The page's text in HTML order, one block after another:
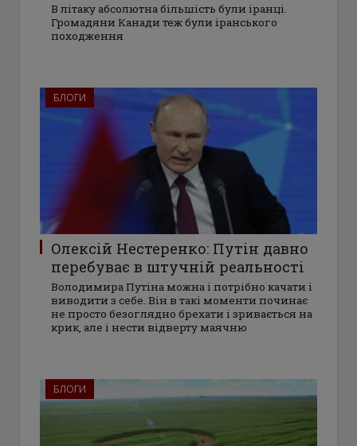
В літаку абсолютна більшість були іранці.
Громадяни Канади теж були іранського
походження
БЛОГИ
Олексій Нестеренко: Путін давно
перебуває в штучній реальності
Володимира Путіна можна і потрібно качати і
виводити з себе. Він в такі моменти починає
не просто безоглядно брехати і зривається на
крик, але і нести відверту маячню
БЛОГИ